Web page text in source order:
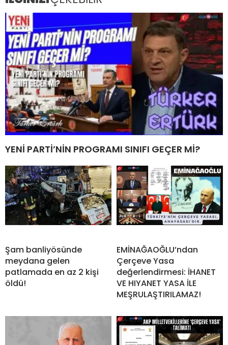
YENİ PARTİ’NİN PROGRAMI SINIFI GEÇER Mİ?
Şam banliyösünde
meydana gelen
patlamada en az 2 kişi
öldü!
EMİNAĞAOĞLU’ndan
Çerçeve Yasa
değerlendirmesi: İHANET
VE HIYANET YASA İLE
MEŞRULAŞTIRILAMAZ!